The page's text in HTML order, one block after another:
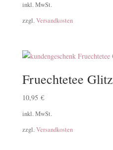
inkl. MwSt.
zzgl. Versandkosten
Fruechtetee
10,95 €
inkl. MwSt.
zzgl. Versandkosten